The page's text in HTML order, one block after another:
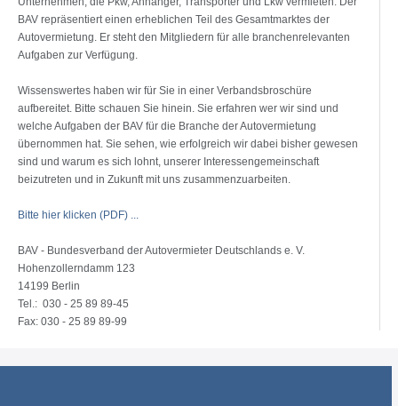
BAV repräsentiert einen erheblichen Teil des Gesamtmarktes der
Autovermietung. Er steht den Mitgliedern für alle branchenrelevanten
Aufgaben zur Verfügung.
Wissenswertes haben wir für Sie in einer Verbandsbroschüre
aufbereitet. Bitte schauen Sie hinein. Sie erfahren wer wir sind und
welche Aufgaben der BAV für die Branche der Autovermietung
übernommen hat. Sie sehen, wie erfolgreich wir dabei bisher gewesen
sind und warum es sich lohnt, unserer Interessengemeinschaft
beizutreten und in Zukunft mit uns zusammenzuarbeiten.
Bitte hier klicken (PDF) ...
BAV - Bundesverband der Autovermieter Deutschlands e. V.
Hohenzollerndamm 123
14199 Berlin
Tel.: 030 - 25 89 89-45
Fax: 030 - 25 89 89-99